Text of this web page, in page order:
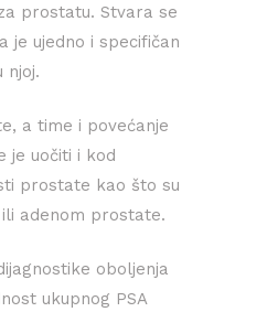
prostatu. Stvara se
je ujedno i specifičan
njoj.
a time i povećanje
je uočiti i kod
prostate kao što su
adenom prostate.
oboljenja
ukupnog PSA